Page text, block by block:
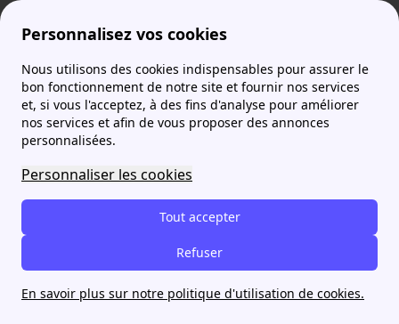
Personnalisez vos cookies
Nous utilisons des cookies indispensables pour assurer le
bon fonctionnement de notre site et fournir nos services
et, si vous l'acceptez, à des fins d'analyse pour améliorer
nos services et afin de vous proposer des annonces
personnalisées.
Personnaliser les cookies
Tout accepter
Refuser
En savoir plus sur notre politique d'utilisation de cookies.
Agence France Électricité actualites Comment changer une serrure de porte fenêtre ?
Comment changer une
serrure de porte fenêtre ?